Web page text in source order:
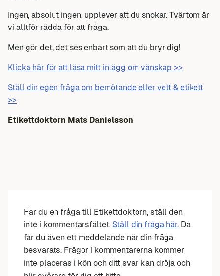
Ingen, absolut ingen, upplever att du snokar. Tvärtom är
vi alltför rädda för att fråga.
Men gör det, det ses enbart som att du bryr dig!
Klicka här för att läsa mitt inlägg om vänskap >>
Ställ din egen fråga om bemötande eller vett & etikett
>>
Etikettdoktorn Mats Danielsson
Har du en fråga till Etikettdoktorn, ställ den
inte i kommentarsfältet. Ställ din fråga här. Då
får du även ett meddelande när din fråga
besvarats. Frågor i kommentarerna kommer
inte placeras i kön och ditt svar kan dröja och